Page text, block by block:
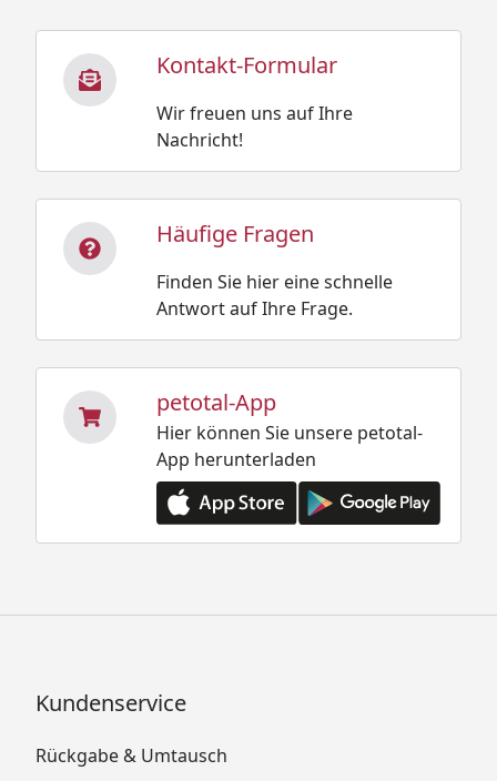
Kontakt-Formular
Wir freuen uns auf Ihre
Nachricht!
Häufige Fragen
Finden Sie hier eine schnelle
Antwort auf Ihre Frage.
petotal-App
Hier können Sie unsere petotal-
App herunterladen
Kundenservice
Rückgabe & Umtausch